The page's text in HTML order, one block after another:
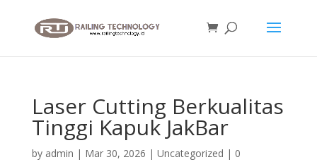
Laser Cutting Berkualitas
Tinggi Kapuk JakBar
by admin | Mar 30, 2026 | Uncategorized | 0